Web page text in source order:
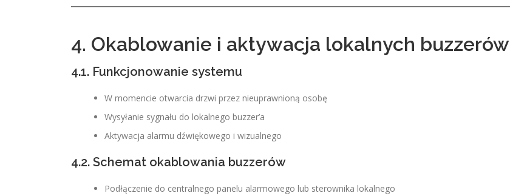
4. Okablowanie i aktywacja lokalnych buzzerów
4.1. Funkcjonowanie systemu
W momencie otwarcia drzwi przez nieuprawnioną osobę
Wysyłanie sygnału do lokalnego buzzer’a
Aktywacja alarmu dźwiękowego i wizualnego
4.2. Schemat okablowania buzzerów
Podłączenie do centralnego panelu alarmowego lub sterownika lokalnego